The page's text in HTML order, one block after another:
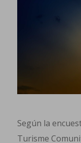
Según la
Turisme